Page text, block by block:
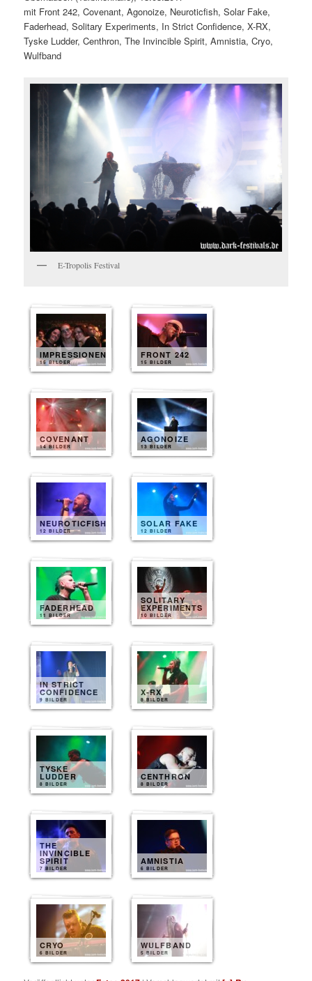
mit Front 242, Covenant, Agonoize, Neuroticfish, Solar Fake,
Faderhead, Solitary Experiments, In Strict Confidence, X-RX,
Tyske Ludder, Centhron, The Invincible Spirit, Amnistia, Cryo,
Wulfband
E-Tropolis Festival
IMPRESSIONEN
15 BILDER
FRONT 242
15 BILDER
COVENANT
14 BILDER
AGONOIZE
13 BILDER
NEUROTICFISH
12 BILDER
SOLAR FAKE
12 BILDER
FADERHEAD
11 BILDER
SOLITARY
EXPERIMENTS
10 BILDER
IN STRICT
CONFIDENCE
9 BILDER
X-RX
8 BILDER
TYSKE
LUDDER
8 BILDER
CENTHRON
8 BILDER
THE
INVINCIBLE
SPIRIT
7 BILDER
AMNISTIA
6 BILDER
CRYO
6 BILDER
WULFBAND
5 BILDER